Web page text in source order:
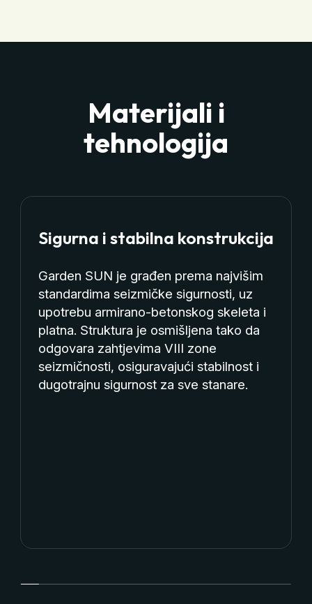
Materijali i
tehnologija
Sigurna i stabilna konstrukcija
Garden SUN je građen prema najvišim
standardima seizmičke sigurnosti, uz
upotrebu armirano-betonskog skeleta i
platna. Struktura je osmišljena tako da
odgovara zahtjevima VIII zone
seizmičnosti, osiguravajući stabilnost i
dugotrajnu sigurnost za sve stanare.